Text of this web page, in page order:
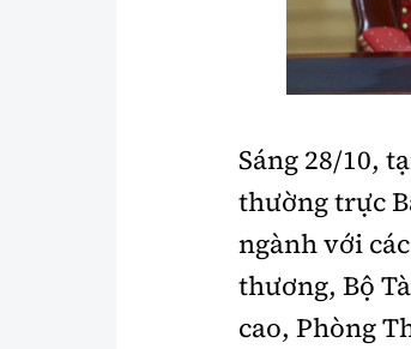
Hồ sơ tài liệu
Thế giới giao thông
Đi
Sáng 28/10,
thường trực
ngành với
thương, Bộ
cao, Phòng